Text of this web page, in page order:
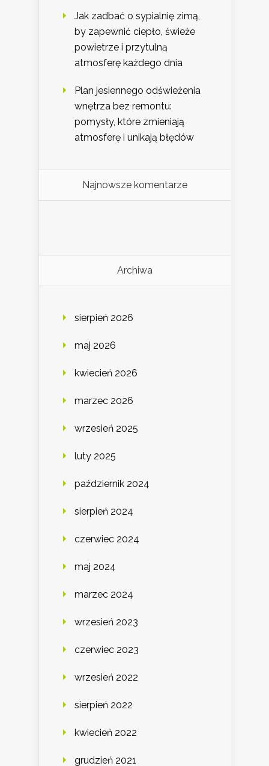
Jak zadbać o sypialnię zimą,
by zapewnić ciepło, świeże
powietrze i przytulną
atmosferę każdego dnia
Plan jesiennego odświeżenia
wnętrza bez remontu:
pomysły, które zmieniają
atmosferę i unikają błędów
Najnowsze komentarze
Archiwa
sierpień 2026
maj 2026
kwiecień 2026
marzec 2026
wrzesień 2025
luty 2025
październik 2024
sierpień 2024
czerwiec 2024
maj 2024
marzec 2024
wrzesień 2023
czerwiec 2023
wrzesień 2022
sierpień 2022
kwiecień 2022
grudzień 2021